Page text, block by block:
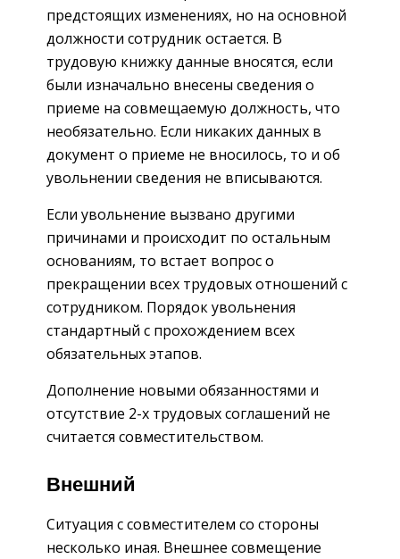
предстоящих изменениях, но на основной
должности сотрудник остается. В
трудовую книжку данные вносятся, если
были изначально внесены сведения о
приеме на совмещаемую должность, что
необязательно. Если никаких данных в
документ о приеме не вносилось, то и об
увольнении сведения не вписываются.
Если увольнение вызвано другими
причинами и происходит по остальным
основаниям, то встает вопрос о
прекращении всех трудовых отношений с
сотрудником. Порядок увольнения
стандартный с прохождением всех
обязательных этапов.
Дополнение новыми обязанностями и
отсутствие 2-х трудовых соглашений не
считается совместительством.
Внешний
Ситуация с совместителем со стороны
несколько иная. Внешнее совмещение